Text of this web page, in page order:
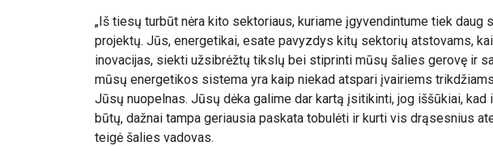
„Iš tiesų turbūt nėra kito sektoriaus, kuriame įgyvendintume tiek daug
projektų. Jūs, energetikai, esate pavyzdys kitų sektorių atstovams,
inovacijas, siekti užsibrėžtų tikslų bei stiprinti mūsų šalies gerovę ir
mūsų energetikos sistema yra kaip niekad atspari įvairiems
Jūsų nuopelnas. Jūsų dėka galime dar kartą įsitikinti, jog iššūkiai, kad
būtų, dažnai tampa geriausia paskata tobulėti ir kurti vis drąsesnius
teigė šalies vadovas.